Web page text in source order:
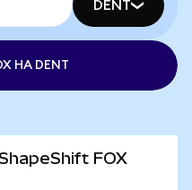
DENT
НА DENT
ShapeShift FOX